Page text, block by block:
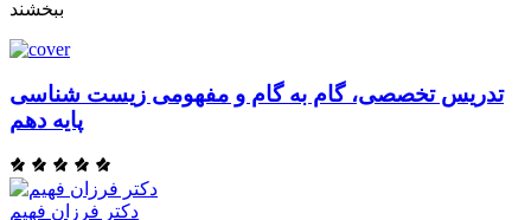
ببخشند
تدریس تخصصی، گام به گام و مفهومی زیست شناسی
پایه دهم
دکتر فرزان فهیم